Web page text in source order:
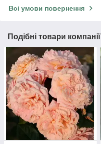
Всі умови повернення
Подібні товари компанії